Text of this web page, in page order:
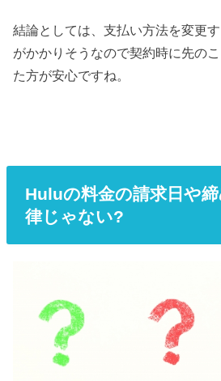
結論としては、支払い方法を変更
がかかりそうなので契約時に先の
た方が安心ですね。
Huluの料金の請求日や
律じゃない?